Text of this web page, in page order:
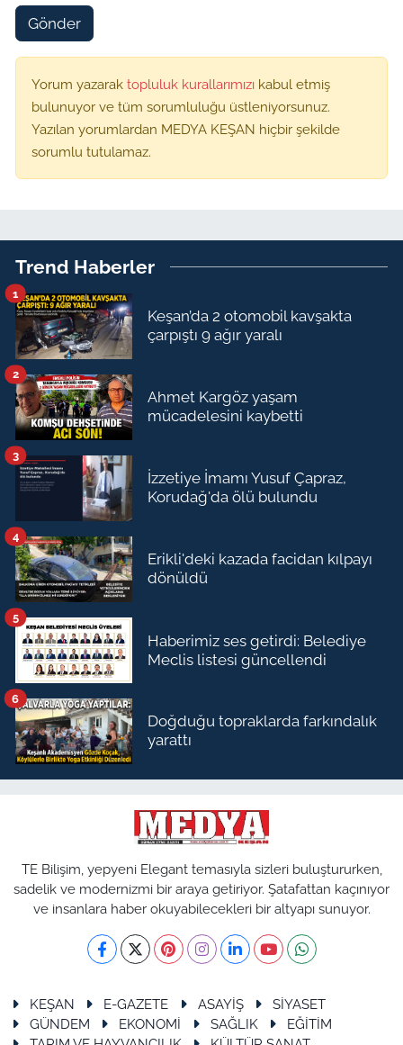
Gönder
Yorum yazarak topluluk kurallarımızı kabul etmiş
bulunuyor ve tüm sorumluluğu üstleniyorsunuz.
Yazılan yorumlardan MEDYA KEŞAN hiçbir şekilde
sorumlu tutulamaz.
Trend Haberler
Keşan’da 2 otomobil kavşakta
çarpıştı 9 ağır yaralı
1
Ahmet Kargöz yaşam
mücadelesini kaybetti
2
İzzetiye İmamı Yusuf Çapraz,
Korudağ'da ölü bulundu
3
Erikli'deki kazada facidan kılpayı
dönüldü
4
Haberimiz ses getirdi: Belediye
Meclis listesi güncellendi
5
Doğduğu topraklarda farkındalık
yarattı
6
TE Bilişim, yepyeni Elegant temasıyla sizleri buluştururken,
sadelik ve modernizmi bir araya getiriyor. Şatafattan kaçınıyor
ve insanlara haber okuyabilecekleri bir altyapı sunuyor.
KEŞAN E-GAZETE ASAYİŞ
SİYASET
GÜNDEM
EKONOMİ SAĞLIK
EĞİTİM